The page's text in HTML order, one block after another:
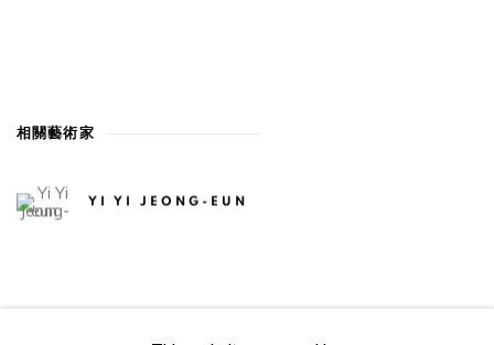
相關藝術家
YI YI JEONG-EUN